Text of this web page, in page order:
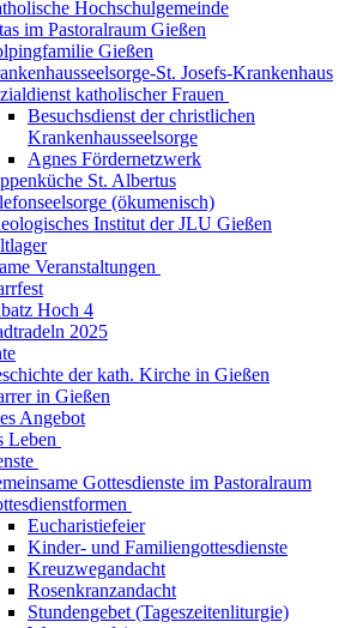
Hochschulgemeinde
im Pastoralraum Gießen
Gießen
St. Josefs-Krankenhaus
katholischer Frauen
Besuchsdienst der christlichen
Krankenhausseelsorge
Agnes Fördernetzwerk
St. Albertus
(ökumenisch)
Institut der JLU Gießen
Veranstaltungen
Hoch 4
2025
der kath. Kirche in Gießen
in Gießen
Angebot
Leben
Gottesdienste im Pastoralraum
Eucharistiefeier
Kinder- und Familiengottesdienste
Kreuzwegandacht
Rosenkranzandacht
Stundengebet (Tageszeitenliturgie)